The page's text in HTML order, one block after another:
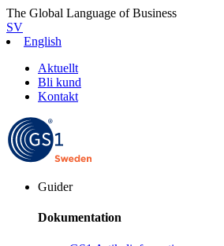
The Global Language of Business
SV
English
Aktuellt
Bli kund
Kontakt
Guider
Dokumentation